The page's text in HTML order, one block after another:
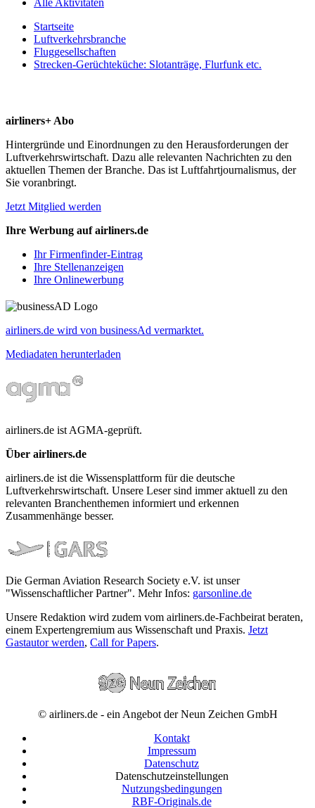
Startseite
Luftverkehrsbranche
Fluggesellschaften
Strecken-Gerüchteküche: Slotanträge, Flurfunk etc.
airliners+ Abo
Hintergründe und Einordnungen zu den Herausforderungen der
Luftverkehrswirtschaft. Dazu alle relevanten Nachrichten zu den
aktuellen Themen der Branche. Das ist Luftfahrtjournalismus, der
Sie voranbringt.
Jetzt Mitglied werden
Ihre Werbung auf airliners.de
Ihr Firmenfinder-Eintrag
Ihre Stellenanzeigen
Ihre Onlinewerbung
airliners.de wird von businessAd vermarktet.
Mediadaten herunterladen
airliners.de ist AGMA-geprüft.
Über airliners.de
airliners.de ist die Wissensplattform für die deutsche
Luftverkehrswirtschaft. Unsere Leser sind immer aktuell zu den
relevanten Branchenthemen informiert und erkennen
Zusammenhänge besser.
Die German Aviation Research Society e.V. ist unser
"Wissenschaftlicher Partner". Mehr Infos: garsonline.de
Unsere Redaktion wird zudem vom airliners.de-Fachbeirat beraten,
einem Expertengremium aus Wissenschaft und Praxis. Jetzt
Gastautor werden, Call for Papers.
© airliners.de - ein Angebot der Neun Zeichen GmbH
Kontakt
Impressum
Datenschutz
Datenschutzeinstellungen
Nutzungsbedingungen
RBF-Originals.de